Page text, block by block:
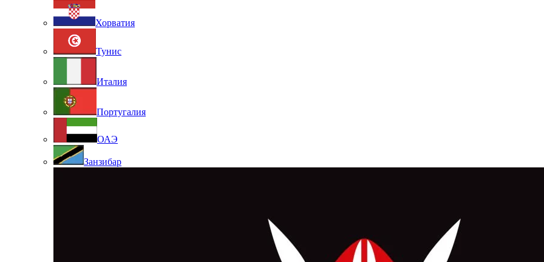
Хорватия
Тунис
Италия
Португалия
ОАЭ
Занзибар